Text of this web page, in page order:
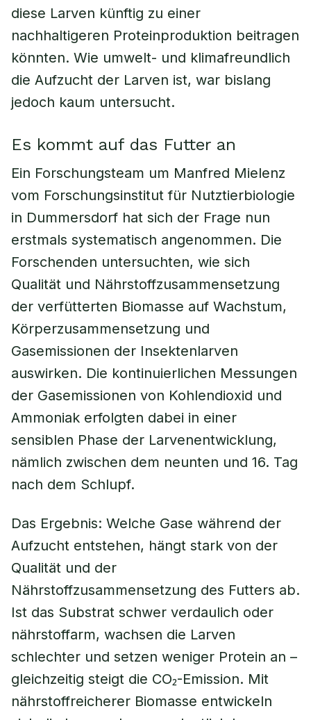
diese Larven künftig zu einer
nachhaltigeren Proteinproduktion beitragen
könnten. Wie umwelt- und klimafreundlich
die Aufzucht der Larven ist, war bislang
jedoch kaum untersucht.
Es kommt auf das Futter an
Ein Forschungsteam um Manfred Mielenz
vom Forschungsinstitut für Nutztierbiologie
in Dummersdorf hat sich der Frage nun
erstmals systematisch angenommen. Die
Forschenden untersuchten, wie sich
Qualität und Nährstoffzusammensetzung
der verfütterten Biomasse auf Wachstum,
Körperzusammensetzung und
Gasemissionen der Insektenlarven
auswirken. Die kontinuierlichen Messungen
der Gasemissionen von Kohlendioxid und
Ammoniak erfolgten dabei in einer
sensiblen Phase der Larvenentwicklung,
nämlich zwischen dem neunten und 16. Tag
nach dem Schlupf.
Das Ergebnis: Welche Gase während der
Aufzucht entstehen, hängt stark von der
Qualität und der
Nährstoffzusammensetzung des Futters ab.
Ist das Substrat schwer verdaulich oder
nährstoffarm, wachsen die Larven
schlechter und setzen weniger Protein an –
gleichzeitig steigt die CO₂-Emission. Mit
nährstoffreicherer Biomasse entwickeln